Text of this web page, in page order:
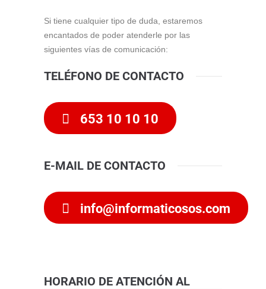
Si tiene cualquier tipo de duda, estaremos
encantados de poder atenderle por las
siguientes vías de comunicación:
TELÉFONO DE CONTACTO
653 10 10 10
E-MAIL DE CONTACTO
info@informaticosos.com
HORARIO DE ATENCIÓN AL